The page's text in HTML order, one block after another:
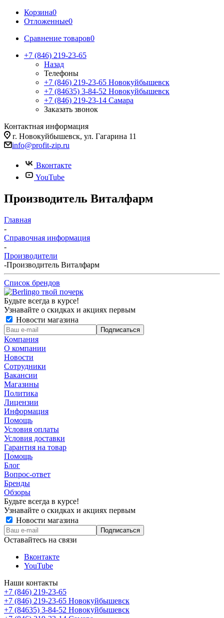
Корзина0
Отложенные0
Сравнение товаров0
+7 (846) 219-23-65
Назад
Телефоны
+7 (846) 219-23-65 Новокуйбышевск
+7 (84635) 3-84-52 Новокуйбышевск
+7 (846) 219-23-14 Самара
Заказать звонок
Контактная информация
г. Новокуйбышевск, ул. Гагарина 11
info@profit-zip.ru
Вконтакте
YouTube
Производитель Виталфарм
Главная
-
Справочная информация
-
Производители
-Производитель Виталфарм
Список брендов
Будьте всегда в курсе!
Узнавайте о скидках и акциях первым
Новости магазина
Компания
О компании
Новости
Сотрудники
Вакансии
Магазины
Политика
Лицензии
Информация
Помощь
Условия оплаты
Условия доставки
Гарантия на товар
Помощь
Блог
Вопрос-ответ
Бренды
Обзоры
Будьте всегда в курсе!
Узнавайте о скидках и акциях первым
Новости магазина
Оставайтесь на связи
Вконтакте
YouTube
Наши контакты
+7 (846) 219-23-65
+7 (846) 219-23-65 Новокуйбышевск
+7 (84635) 3-84-52 Новокуйбышевск